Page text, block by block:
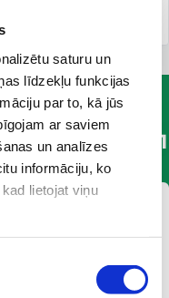
saturu un
līdzekļu funkcijas
par to, kā jūs
ar saviem
un analīzes
informāciju, ko
lietojat viņu
раздел